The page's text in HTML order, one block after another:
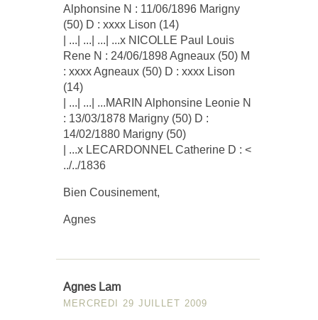
Alphonsine N : 11/06/1896 Marigny
(50) D : xxxx Lison (14)
| ...| ...| ...| ...x NICOLLE Paul Louis
Rene N : 24/06/1898 Agneaux (50) M
: xxxx Agneaux (50) D : xxxx Lison
(14)
| ...| ...| ...MARIN Alphonsine Leonie N
: 13/03/1878 Marigny (50) D :
14/02/1880 Marigny (50)
| ...x LECARDONNEL Catherine D : <
../../1836
Bien Cousinement,
Agnes
Agnes Lam
MERCREDI 29 JUILLET 2009